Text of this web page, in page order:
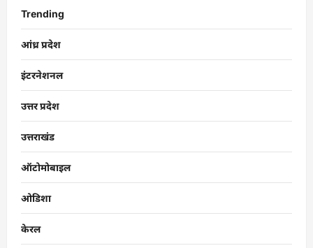
Trending
आंध्र प्रदेश
इंटरनेशनल
उत्तर प्रदेश
उत्तराखंड
ऑटोमोबाइल
ओडिशा
केरल